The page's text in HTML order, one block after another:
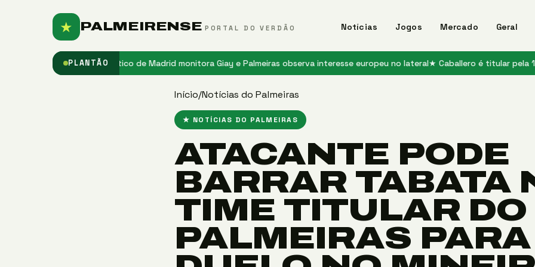
★ PALMEIRENSE PORTAL DO VERDÃO Notícias Jogos Mercado Geral
PLANTÃO
★ Atlético de Madrid monitora Giay e Palmeiras observa interesse europeu no lateral★ Caballero é titular pela 1ª vez no
Início/Notícias do Palmeiras
★ NOTÍCIAS DO PALMEIRAS
ATACANTE PODE
BARRAR TABATA
TIME TITULAR DO
PALMEIRAS PARA